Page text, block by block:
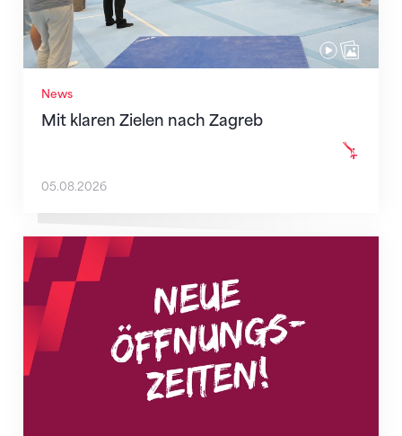
News
Mit klaren Zielen nach Zagreb
05.08.2026
Neue Empfangszeiten ab 1. August 2026